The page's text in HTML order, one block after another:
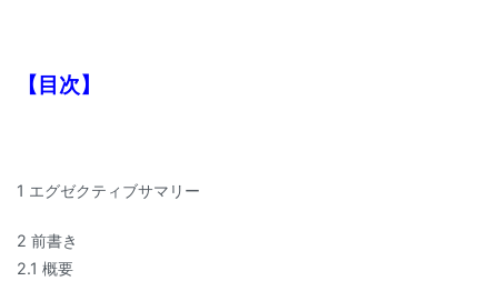
【目次】
1 エグゼクティブサマリー
2 前書き
2.1 概要